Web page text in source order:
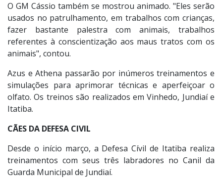
O GM Cássio também se mostrou animado. "Eles serão
usados no patrulhamento, em trabalhos com crianças,
fazer bastante palestra com animais, trabalhos
referentes à conscientização aos maus tratos com os
animais", contou.
Azus e Athena passarão por inúmeros treinamentos e
simulações para aprimorar técnicas e aperfeiçoar o
olfato. Os treinos são realizados em Vinhedo, Jundiaí e
Itatiba.
CÃES DA DEFESA CIVIL
Desde o início março, a Defesa Cívil de Itatiba realiza
treinamentos com seus três labradores no Canil da
Guarda Municipal de Jundiaí.